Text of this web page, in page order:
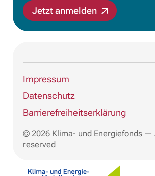
Jetzt anmelden
Impressum
Datenschutz
Barrierefreiheitserklärung
© 2026 Klima- und Energiefonds —
reserved